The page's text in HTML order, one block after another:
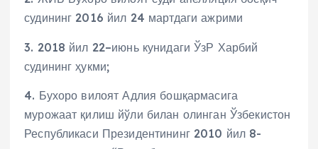
судининг 2016 йил 24 мартдаги ажрими
3. 2018 йил 22–июнь кунидаги ЎзР Харбий
судининг ҳукми;
4. Бухоро вилоят Адлия бошқармасига
мурожаат қилиш йўли билан олинган Ўзбекистон
Республикаси Президентининг 2010 йил 8-